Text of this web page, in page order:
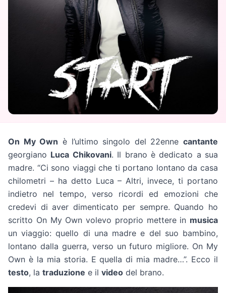
On My Own è l’ultimo singolo del 22enne cantante
georgiano Luca Chikovani. Il brano è dedicato a sua
madre. “Ci sono viaggi che ti portano lontano da casa
chilometri – ha detto Luca – Altri, invece, ti portano
indietro nel tempo, verso ricordi ed emozioni che
credevi di aver dimenticato per sempre. Quando ho
scritto On My Own volevo proprio mettere in musica
un viaggio: quello di una madre e del suo bambino,
lontano dalla guerra, verso un futuro migliore. On My
Own è la mia storia. E quella di mia madre…”. Ecco il
testo, la traduzione e il video del brano.